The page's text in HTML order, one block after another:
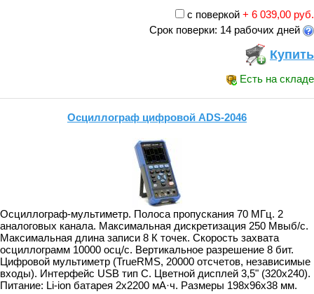
с поверкой + 6 039,00 руб.
Срок поверки: 14 рабочих дней
Купить
Есть на складе
Осциллограф цифровой ADS-2046
Осциллограф-мультиметр. Полоса пропускания 70 МГц. 2
аналоговых канала. Максимальная дискретизация 250 Мвыб/с.
Максимальная длина записи 8 К точек. Скорость захвата
осциллограмм 10000 осц/с. Вертикальное разрешение 8 бит.
Цифровой мультиметр (TrueRMS, 20000 отсчетов, независимые
входы). Интерфейс USB тип C. Цветной дисплей 3,5" (320x240).
Питание: Li-ion батарея 2x2200 мА·ч. Размеры 198x96x38 мм.